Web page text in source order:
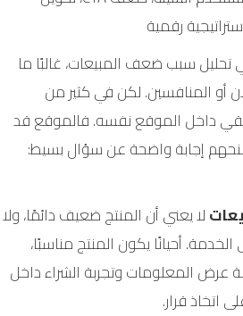
رقمية
سبب ضعف المبيعات، غالبًا ما
أو المنافسين. لكن في كثير من
داخل الموقع نفسه. فالموقع قد
إجابة واضحة عن سؤال بسيط:
لا يعني أن المنتج ضعيف دائمًا، ولا
أحيانًا يكون المنتج مناسبًا،
عرض المعلومات وتجربة الشراء داخل
اتخاذ قرار.